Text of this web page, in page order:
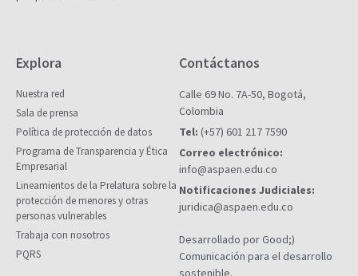
Explora
Nuestra red
Sala de prensa
Política de protección de datos
Programa de Transparencia y Ética
Empresarial
Lineamientos de la Prelatura sobre la
protección de menores y otras
personas vulnerables
Trabaja con nosotros
PQRS
Contáctanos
Calle 69 No. 7A-50, Bogotá,
Colombia
Tel: (+57) 601 217 7590
Correo electrónico:
info@aspaen.edu.co
Notificaciones Judiciales:
juridica@aspaen.edu.co
Desarrollado por Good;)
Comunicación para el desarrollo
sostenible.